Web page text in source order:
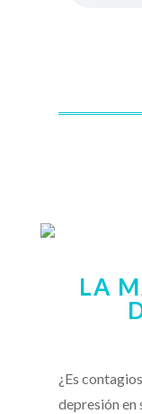
LA
¿Es
depresión en